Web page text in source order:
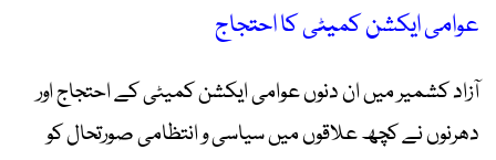
عوامی ایکشن کمیٹی کا احتجاج
آزاد کشمیر میں ان دنوں عوامی ایکشن کمیٹی کے احتجاج اور
دھرنوں نے کچھ علاقوں میں سیاسی و انتظامی صورتحال کو